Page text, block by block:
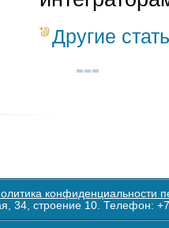
Другие
конфиденциальности
34, строение 10. Телефон: